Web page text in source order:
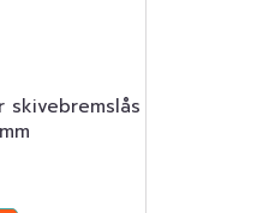
skivebremslås